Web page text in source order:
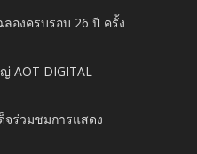
องครบรอบ 26 ปี ครั้ง
AOT DIGITAL
ร่วมชมการแสดง